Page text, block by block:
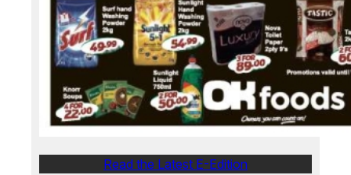
Read the Latest E-Edition